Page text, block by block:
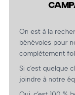
On est à la
bénévoles pour
complètement
Si c’est quelque
joindre à notre